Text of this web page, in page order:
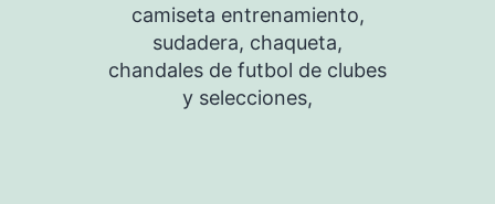
camiseta entrenamiento,
sudadera, chaqueta,
chandales de futbol de clubes
y selecciones,